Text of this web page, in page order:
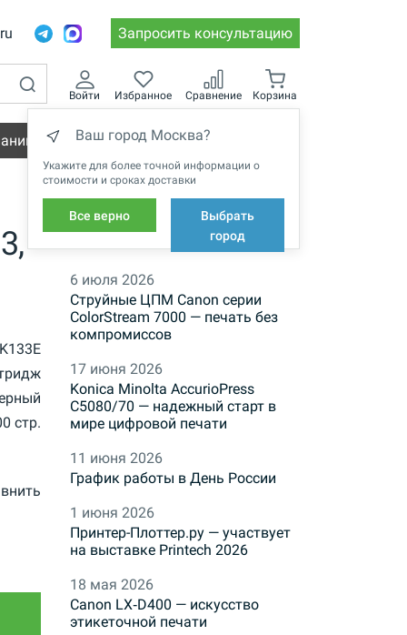
Запросить консультацию
Войти Избранное Сравнение Корзина
Ваш город Москва?
Укажите для более точной информации о
стоимости и сроках доставки
Все верно
Выбрать
город
Вакансии
стр.
НОВОСТИ
6 июля 2026
Струйные ЦПМ Canon серии
ColorStream 7000 — печать без
компромиссов
17 июня 2026
Konica Minolta AccurioPress
C5080/70 — надежный старт в
мире цифровой печати
11 июня 2026
График работы в День России
1 июня 2026
Принтер-Плоттер.ру — участвует
на выставке Printech 2026
18 мая 2026
Canon LX‑D400 — искусство
этикеточной печати